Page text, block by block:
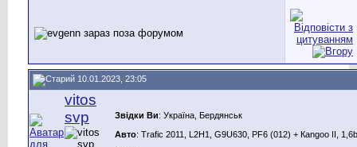
10.01.2023, 23:05
vitos
svp
Звідки Ви: Україна, Бердянськ
Авто: Trafic 2011, L2H1, G9U630, PF6 (012) + Каngoo II, 1,6b